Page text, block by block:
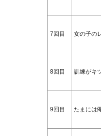
7回目 女の子の
8回目 訓練がキ
9回目 たまには